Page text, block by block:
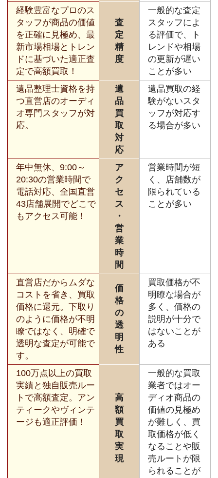
経験豊富なプロのス
タッフが商品の価値
を正確に見極め、最
新市場相場とトレン
ドに基づいた適正査
定で高額買取！
査
定
精
度
一般的な査定
スタッフによ
る評価で、ト
レンドや相場
の更新が遅い
ことが多い
遺品整理士資格を持
つ直営店のオーディ
オ専門スタッフが対
応。
遺
品
買
取
対
応
遺品買取の経
験がないスタ
ッフが対応す
る場合が多い
年中無休、9:00～
20:30の営業時間で
電話対応、全国直営
43店舗展開でどこで
もアクセス可能！
ア
ク
セ
ス
・
営
業
時
間
営業時間が短
く、店舗数が
限られている
ことが多い
直営店だからムダな
コストを省き、買取
価格に還元。下取り
のように価格が不明
瞭ではなく、明確で
透明な査定が可能で
す。
価
格
の
透
明
性
買取価格が不
明瞭な場合が
多く、価格の
説明が十分で
はないことが
ある
100万点以上の買取
実績と独自販売ルー
トで高額査定。アン
ティークやヴィンテ
ージも適正評価！
高
額
買
取
実
現
一般的な買取
業者ではオー
ディオ商品の
価値の見極め
が難しく、買
取価格が低く
なることや販
売ルートが限
られることが